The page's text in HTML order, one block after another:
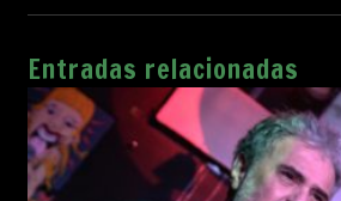
Entradas relacionadas